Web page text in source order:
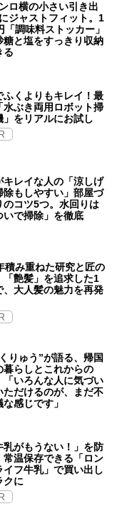
ロ横の小さい引き出
ジャストフィット。1
「調味料ストッカー」
糖と塩をすっきり収納
る
ふくよりもキレイ！最
水ぶき両用ロボット掃
」をリアルにお試し
キレイな人の「涼しげ
除もしやすい」部屋づ
のコツ5つ。水回りは
いで掃除」を徹底
積み重ねた研究と匠の
「艶髪」を追求した1
、大人髪の魅力を再発
りゅう”が語る、帰国
暮らしとこれからの
「いろんな人に気づい
ただけるのが、まだ不
な感じです」
乳がもうない！」を防
常温保存できる「ロン
イフ牛乳」で買い出し
クに